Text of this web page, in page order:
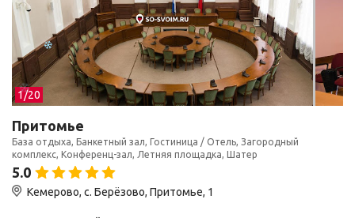
1/20
Притомье
База отдыха, Банкетный зал, Гостиница / Отель, Загородный
комплекс, Конференц-зал, Летняя площадка, Шатер
5.0
Кемерово, с. Берёзово, Притомье, 1